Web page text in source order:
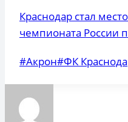
Краснодар стал
чемпионата России
Метки
#Акрон#ФК